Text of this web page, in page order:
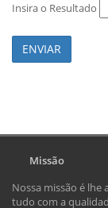
Insira o Resultado
ENVIAR
Missão
Nossa missão é lhe
tudo com a